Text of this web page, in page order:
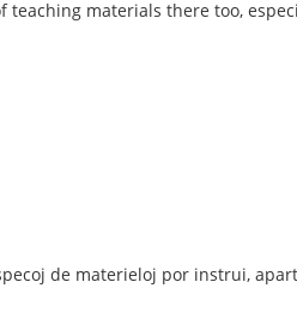
teaching materials there too,
de materieloj por instrui,